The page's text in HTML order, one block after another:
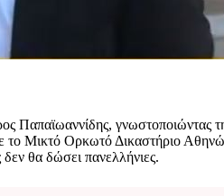
Παπαϊωαννίδης, γνωστοποιώντας
Μικτό Ορκωτό Δικαστήριο
θα δώσει πανελλήνιες.